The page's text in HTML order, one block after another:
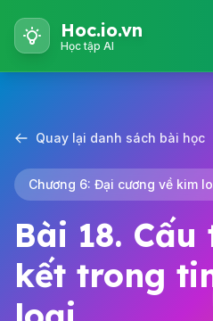
Hoc.io.vn
Học tập AI
Quay lại danh sách bài học
Chương 6: Đại cương về kim
Bài 18.
kết trong